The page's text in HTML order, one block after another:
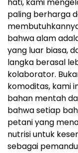
hati, kami
paling berharga
bahwa alam
yang luar biasa,
langka berasal
kolaborator.
komoditas, kami
bahan mentah
bahwa setiap
petani yang
nutrisi untuk
sebagai